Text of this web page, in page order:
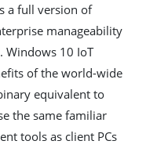
a full version of
manageability
Windows 10 IoT
of the world-wide
equivalent to
the same familiar
tools as client PCs